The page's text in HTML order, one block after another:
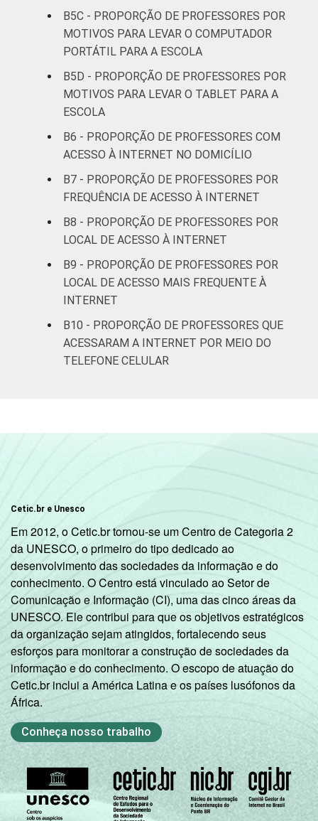
Médio
¹ Base: 813 professores que levaram o seu
Respostas estimuladas e rodiziadas. Cada
item apresentado se refere apenas aos
resultados da alternativa "sim". Dados
coletados entre setembro e dezembro de
2013.
B5C - PROPORÇÃO DE PROFESSORES POR
MOTIVOS PARA LEVAR O COMPUTADOR
PORTÁTIL PARA A ESCOLA
B5D - PROPORÇÃO DE PROFESSORES POR
MOTIVOS PARA LEVAR O TABLET PARA A
ESCOLA
B6 - PROPORÇÃO DE PROFESSORES COM
ACESSO À INTERNET NO DOMICÍLIO
B7 - PROPORÇÃO DE PROFESSORES POR
FREQUÊNCIA DE ACESSO À INTERNET
B8 - PROPORÇÃO DE PROFESSORES POR
LOCAL DE ACESSO À INTERNET
B9 - PROPORÇÃO DE PROFESSORES POR
LOCAL DE ACESSO MAIS FREQUENTE À
INTERNET
B10 - PROPORÇÃO DE PROFESSORES QUE
ACESSARAM A INTERNET POR MEIO DO
TELEFONE CELULAR
Cetic.br e Unesco
Em 2012, o Cetic.br tornou-se um Centro de Categoria 2
da UNESCO, o primeiro do tipo dedicado ao
desenvolvimento das sociedades da informação e do
conhecimento. O Centro está vinculado ao Setor de
Comunicação e Informação (CI), uma das cinco áreas da
UNESCO. Ele contribui para que os objetivos estratégicos
da organização sejam atingidos, fortalecendo seus
esforços para monitorar a construção de sociedades da
informação e do conhecimento. O escopo de atuação do
Cetic.br inclui a América Latina e os países lusófonos da
África.
Conheça nosso trabalho